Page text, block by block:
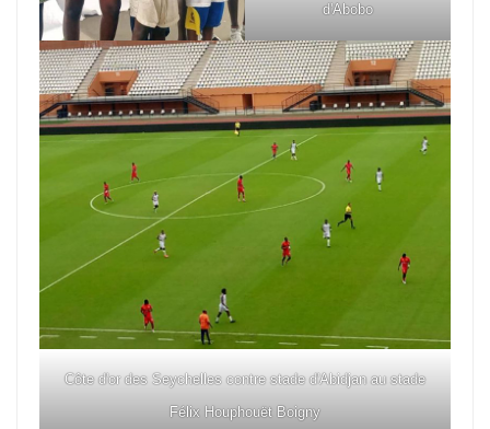
d'Abobo
Côte d'or des Seychelles contre stade d'Abidjan au stade
Félix Houphouët Boigny